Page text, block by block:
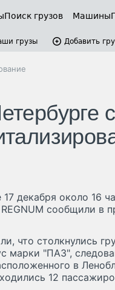
Поиск грузов Машины
грузы Добавить
17 декабря около 16
сообщили
что столкнулись
марки "ПАЗ",
в
12